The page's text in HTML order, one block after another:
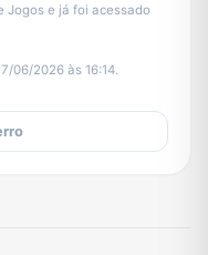
e já foi acessado
06/2026 às 16:14.